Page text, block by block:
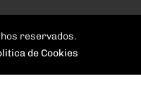
reservados.
de Cookies